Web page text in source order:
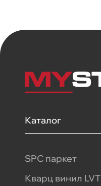
Каталог
SPC паркет
Кварц винил LVT